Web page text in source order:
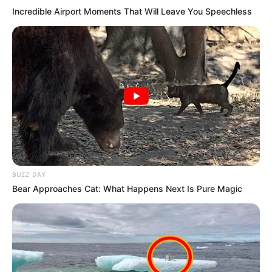
-ad5
Art. 2º A Lei Complementar nº 173, de 27 de maio de 2020, passa
a vigorar acrescida do seguinte art. 8º-A:
Incredible Airport Moments That Will Leave You Speechless
BUZZ DAY
Bear Approaches Cat: What Happens Next Is Pure Magic